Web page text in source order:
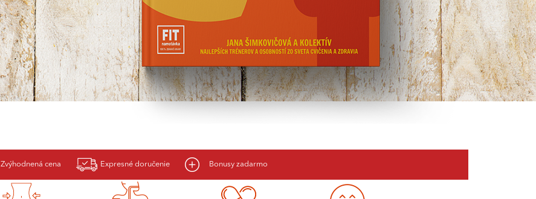
Zvýhodnená cena Expresné doručenie Bonusy zadarmo
V ČOM VÁM MÔŽE KNIHA NABITÁ KUCHÁRKA POMÔCŤ?